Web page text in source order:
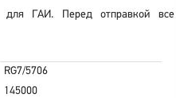
для ГАИ. Перед отправкой все
RG7/5706
145000